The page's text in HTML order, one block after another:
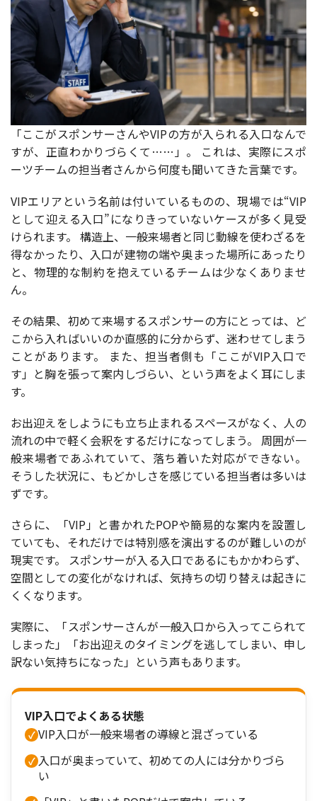
「ここがスポンサーさんやVIPの方が入られる入口なんで
すが、正直わかりづらくて……」。 これは、実際にスポ
ーツチームの担当者さんから何度も聞いてきた言葉です。
VIPエリアという名前は付いているものの、現場では“VIP
として迎える入口”になりきっていないケースが多く見受
けられます。 構造上、一般来場者と同じ動線を使わざるを
得なかったり、入口が建物の端や奥まった場所にあったり
と、物理的な制約を抱えているチームは少なくありませ
ん。
その結果、初めて来場するスポンサーの方にとっては、ど
こから入ればいいのか直感的に分からず、迷わせてしまう
ことがあります。 また、担当者側も「ここがVIP入口で
す」と胸を張って案内しづらい、という声をよく耳にしま
す。
お出迎えをしようにも立ち止まれるスペースがなく、人の
流れの中で軽く会釈をするだけになってしまう。 周囲が一
般来場者であふれていて、落ち着いた対応ができない。
そうした状況に、もどかしさを感じている担当者は多いは
ずです。
さらに、「VIP」と書かれたPOPや簡易的な案内を設置し
ていても、それだけでは特別感を演出するのが難しいのが
現実です。 スポンサーが入る入口であるにもかかわらず、
空間としての変化がなければ、気持ちの切り替えは起きに
くくなります。
実際に、「スポンサーさんが一般入口から入ってこられて
しまった」「お出迎えのタイミングを逃してしまい、申し
訳ない気持ちになった」という声もあります。
VIP入口でよくある状態
VIP入口が一般来場者の導線と混ざっている
入口が奥まっていて、初めての人には分かりづら
い